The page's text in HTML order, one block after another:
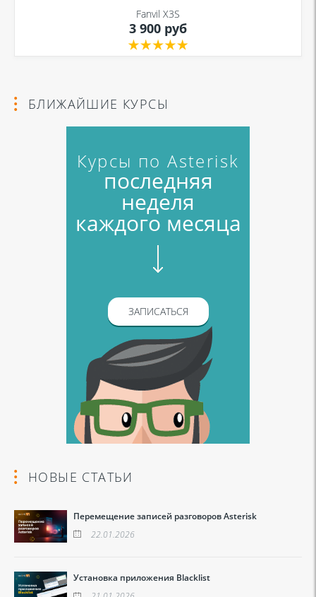
Я даю согласие на обработку моих персональных данных для связи
Политикой в отношении обработки персональных
Fanvil X3S
3 900 руб
БЛИЖАЙШИЕ КУРСЫ
Курсы по Asterisk
последняя
неделя
каждого месяца
ЗАПИСАТЬСЯ
НОВЫЕ СТАТЬИ
Перемещение записей разговоров Asterisk
22.01.2026
Установка приложения Blacklist